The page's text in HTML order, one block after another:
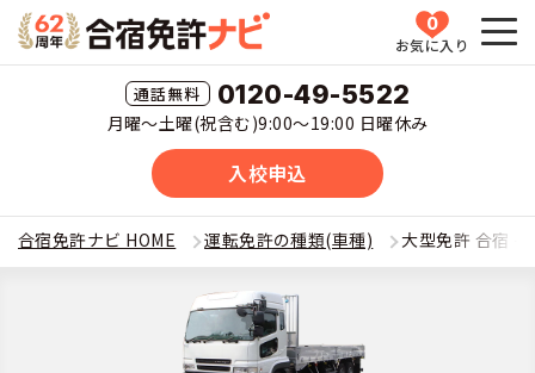
0
お気に入り
0120-49-5522
月曜〜土曜(祝含む)9:00〜19:00 日曜休み
入校申込
HOME
教習所一覧
運転免許の種類(車種)を選ぶ
合宿免許を探す
合宿免許とは
合宿免許ナビ HOME 運転免許の種類(車種) 大型免許 合宿 -